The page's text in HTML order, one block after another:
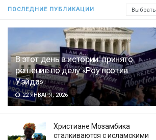
ПОСЛЕДНИЕ ПУБЛИКАЦИИ Выбрать
В этот день в истории: принято
решение по делу «Роу против
Уэйда»
22 ЯНВАРЯ, 2026
Христиане Мозамбика
сталкиваются с исламскими